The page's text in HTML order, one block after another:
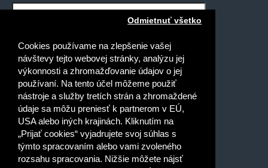
Cookies používame na zlepšenie vašej
návštevy tejto webovej stránky, analýzu jej
výkonnosti a zhromažďovanie údajov o jej
používaní. Na tento účel môžeme použiť
nástroje a služby tretích strán a zhromaždené
údaje sa môžu preniesť k partnerom v EÚ,
USA alebo iných krajinách. Kliknutím na
„Prijať cookies“ vyjadrujete svoj súhlas s
týmto spracovaním alebo vami zvoleného
rozsahu spracovania. Nižšie môžete nájsť
Odmietnuť všetko
Gymnáziá
Stredné odborné školy
Špeciálne základné školy
Základné školy
Prečítal(a) som si a súhlasím s
Ochrana osobných údajov